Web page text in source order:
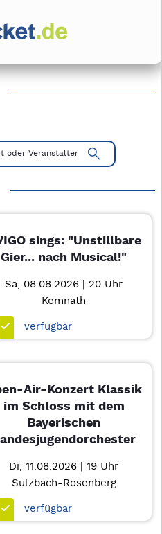
wechseln. Mit Pfeiltasten
oder Veranstalter
sings: "Unstillbare
Gier... nach Musical!"
Sa, 08.08.2026 | 20 Uhr
Kemnath
verfügbar
Air-Konzert Klassik
im Schloss mit dem
Bayerischen
Di, 11.08.2026 | 19 Uhr
Sulzbach-Rosenberg
verfügbar